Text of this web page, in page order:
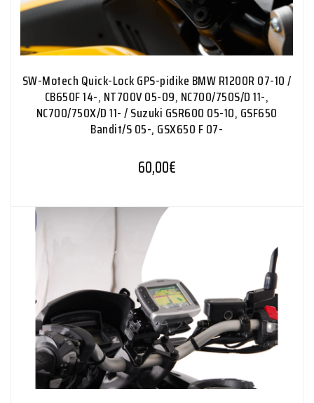
SW-Motech Quick-Lock GPS-pidike BMW R1200R 07-10 /
CB650F 14-, NT700V 05-09, NC700/750S/D 11-,
NC700/750X/D 11- / Suzuki GSR600 05-10, GSF650
Bandit/S 05-, GSX650 F 07-
60,00€